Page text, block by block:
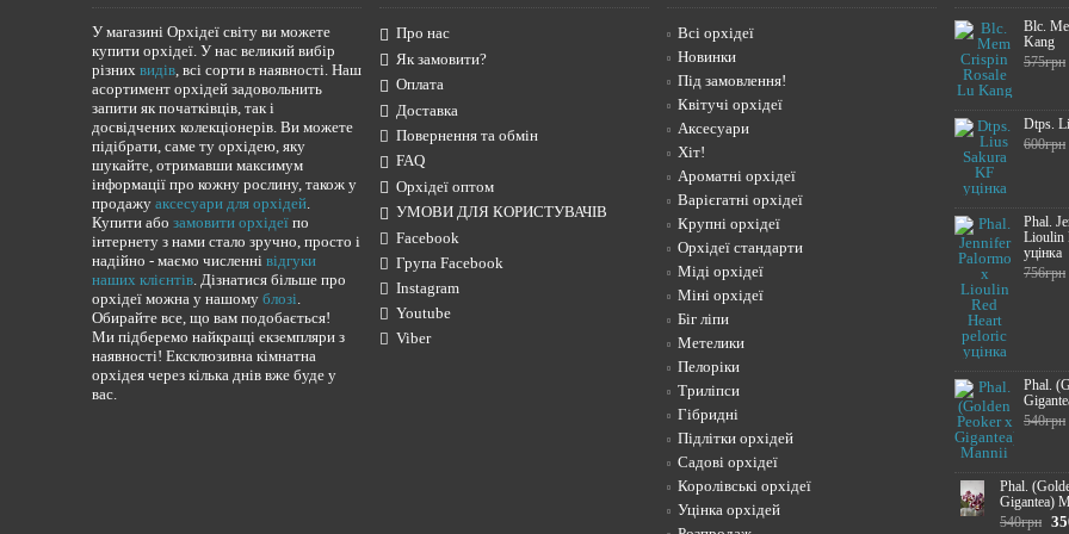
У магазині Орхідеї світу ви можете
купити орхідеї. У нас великий вибір
різних видів, всі сорти в наявності. Наш
асортимент орхідей задовольнить
запити як початківців, так і
досвідчених колекціонерів. Ви можете
підібрати, саме ту орхідею, яку
шукайте, отримавши максимум
інформації про кожну рослину, також у
продажу аксесуари для орхідей.
Купити або замовити орхідеї по
інтернету з нами стало зручно, просто і
надійно - маємо численні відгуки
наших клієнтів. Дізнатися більше про
орхідеї можна у нашому блозі.
Обирайте все, що вам подобається!
Ми підберемо найкращі екземпляри з
наявності! Ексклюзивна кімнатна
орхідея через кілька днів вже буде у
вас.
Про нас
Як замовити?
Оплата
Доставка
Повернення та обмін
FAQ
Орхідеї оптом
УМОВИ ДЛЯ КОРИСТУВАЧІВ
Facebook
Група Facebook
Instagram
Youtube
Viber
Всі орхідеї
Новинки
Під замовлення!
Квітучі орхідеї
Аксесуари
Хіт!
Ароматні орхідеї
Варієгатні орхідеї
Крупні орхідеї
Орхідеї стандарти
Міді орхідеї
Міні орхідеї
Біг ліпи
Метелики
Пелоріки
Триліпси
Гібридні
Підлітки орхідей
Садові орхідеї
Королівські орхідеї
Уцінка орхідей
Blc.
Kang
575грн
Dtps.
600грн
Phal.
Lioulin
уцінка
756грн
Phal.
540грн
Phal.
Gigantea)
540грн